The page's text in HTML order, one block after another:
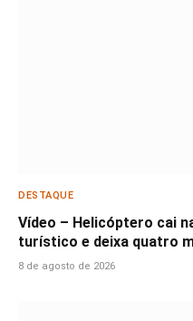
DESTAQUE
Vídeo – Helicóptero cai
turístico e deixa quatro
8 de agosto de 2026